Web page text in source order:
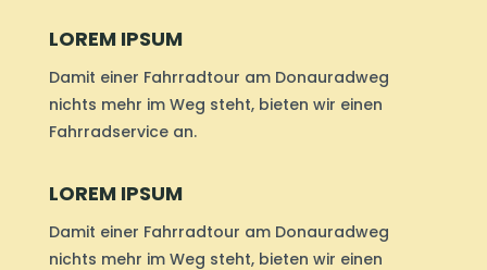
LOREM IPSUM
Damit einer Fahrradtour am Donauradweg
nichts mehr im Weg steht, bieten wir einen
Fahrradservice an.
LOREM IPSUM
Damit einer Fahrradtour am Donauradweg
nichts mehr im Weg steht, bieten wir einen